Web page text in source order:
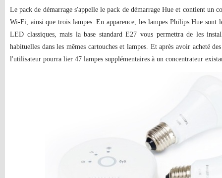
Le pack de démarrage s'appelle le pack de démarrage Hue et contient un
Wi-Fi, ainsi que trois lampes. En apparence, les lampes Philips Hue sont
LED classiques, mais la base standard E27 vous permettra de les
habituelles dans les mêmes cartouches et lampes. Et après avoir acheté
l'utilisateur pourra lier 47 lampes supplémentaires à un concentrateur